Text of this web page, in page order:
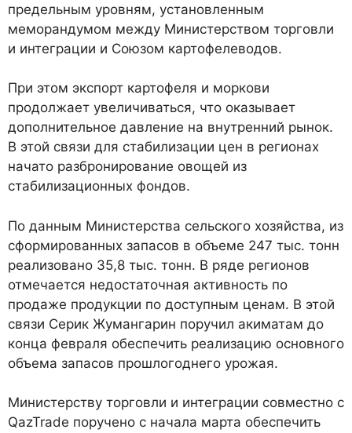
предельным уровням, установленным
меморандумом между Министерством торговли
и интеграции и Союзом картофелеводов.
При этом экспорт картофеля и моркови
продолжает увеличиваться, что оказывает
дополнительное давление на внутренний рынок.
В этой связи для стабилизации цен в регионах
начато разбронирование овощей из
стабилизационных фондов.
По данным Министерства сельского хозяйства, из
сформированных запасов в объеме 247 тыс. тонн
реализовано 35,8 тыс. тонн. В ряде регионов
отмечается недостаточная активность по
продаже продукции по доступным ценам. В этой
связи Серик Жумангарин поручил акиматам до
конца февраля обеспечить реализацию основного
объема запасов прошлогоднего урожая.
Министерству торговли и интеграции совместно с
QazTrade поручено с начала марта обеспечить